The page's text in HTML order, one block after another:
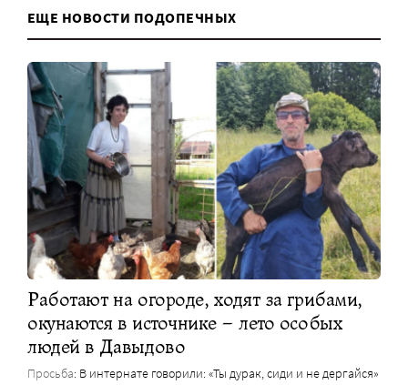
ЕЩЕ НОВОСТИ ПОДОПЕЧНЫХ
Работают на огороде, ходят за грибами,
окунаются в источнике – лето особых
людей в Давыдово
Просьба: В интернате говорили: «Ты дурак, сиди и не дергайся»